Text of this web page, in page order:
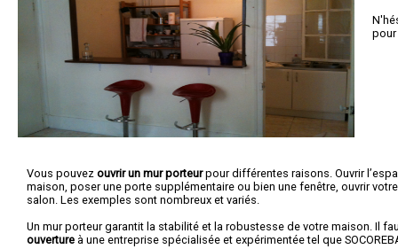
Vous pouvez ouvrir un mur porteurpour différentes raisons. Ouvrir
maison, poser une porte supplémentaire ou bien une fenêtre, ouvrir
salon. Les exemples sont nombreux et variés.
Un mur porteur garantit la stabilité et la robustesse de votre maison. Il
ouverture à une entreprise spécialisée et expérimentée tel que